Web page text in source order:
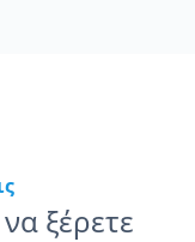
ξέρετε